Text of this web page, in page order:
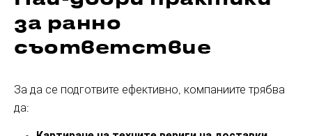
за ранно
съответствие
За да се подготвите ефективно, компаниите трябва
да: